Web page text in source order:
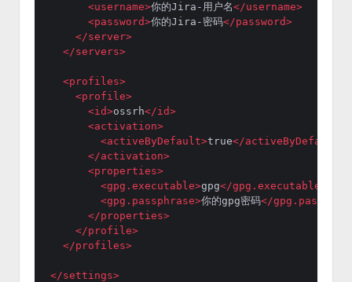
<username>你的Jira-用户名</username>
<password>你的Jira-密码</password>
</server>
</servers>
<profiles>
<profile>
<id>ossrh</id>
<activation>
<activeByDefault>true</activeByDefault
</activation>
<properties>
<gpg.executable>gpg</gpg.executable
<gpg.passphrase>你的gpg密码</
</properties>
</profile>
</profiles>
</settings>